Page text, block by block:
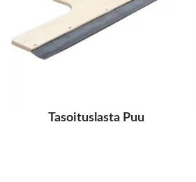
Tasoituslasta Puu